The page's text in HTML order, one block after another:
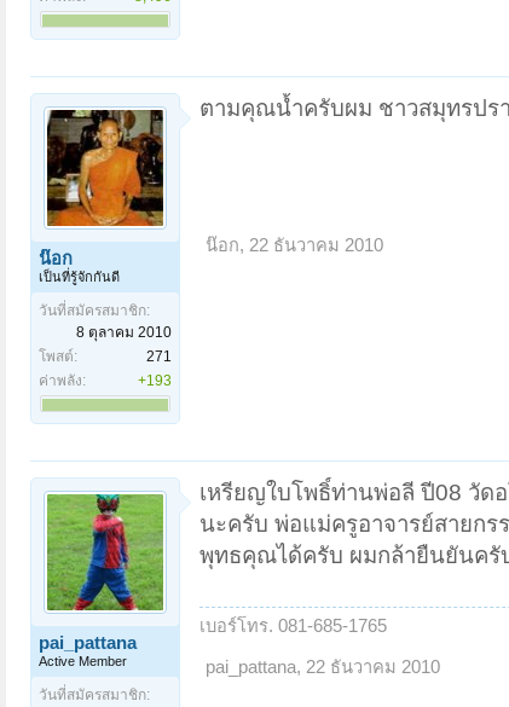
น๊อก
เป็นที่รู้จักกันดี
วันที่สมัครสมาชิก:
8 ตุลาคม 2010
โพสต์:
271
ค่าพลัง:
+193
ตามคุณน้ำครับผม ชาวสมุทรปร
น๊อก, 22 ธันวาคม 2010
pai_pattana
Active Member
วันที่สมัครสมาชิก:
เหรียญใบโพธิ์ท่านพ่อลี ปี08 วั
นะครับ พ่อแม่ครูอาจารย์สายก
พุทธคุณได้ครับ ผมกล้ายืนยันครั
เบอร์โทร. 081-685-1765
pai_pattana, 22 ธันวาคม 2010